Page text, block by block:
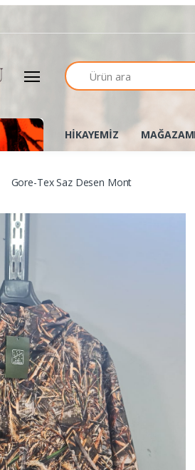
Arama
HİKAYEMİZ
Gore-Tex Saz Desen Mont